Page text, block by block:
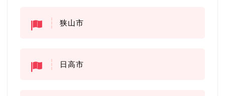
狭山市
日高市